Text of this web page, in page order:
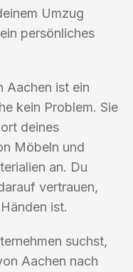
Umzug
persönliches
Aachen ist ein
kein Problem. Sie
deines
Möbeln und
an. Du
vertrauen,
ist.
suchst,
Aachen nach